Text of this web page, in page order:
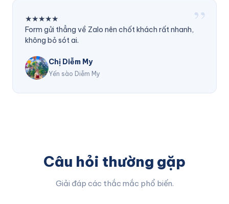
”
★★★★★
Form gửi thẳng về Zalo nên chốt khách rất nhanh,
không bỏ sót ai.
Chị Diễm My
Yến sào Diễm My
Câu hỏi thường gặp
Giải đáp các thắc mắc phổ biến.